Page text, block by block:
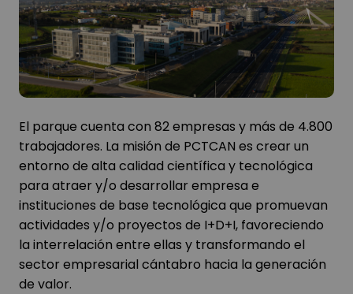
El parque cuenta con 82 empresas y más de 4.800
trabajadores. La misión de PCTCAN es crear un
entorno de alta calidad científica y tecnológica
para atraer y/o desarrollar empresa e
instituciones de base tecnológica que promuevan
actividades y/o proyectos de I+D+I, favoreciendo
la interrelación entre ellas y transformando el
sector empresarial cántabro hacia la generación
de valor.